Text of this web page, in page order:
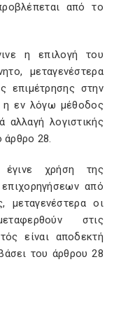
από το
η επιλογή του
μεταγενέστερα
επιμέτρησης στην
η εν λόγω μέθοδος
αλλαγή λογιστικής
άρθρο 28.
χρήση της
από
μεταγενέστερα οι
στις
είναι αποδεκτή
του άρθρου 28